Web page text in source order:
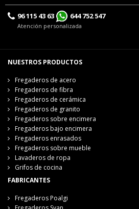
96 115 43 63 644 752 547
Atención personalizada
NUESTROS PRODUCTOS
Fregaderos de acero
Fregaderos de fibra
Fregaderos de cerámica
Fregaderos de granito
Fregaderos sobre encimera
Fregaderos bajo encimera
Fregaderos enrasados
Fregaderos sobre mueble
Lavaderos de ropa
Grifos de cocina
FABRICANTES
Fregaderos Poalgi